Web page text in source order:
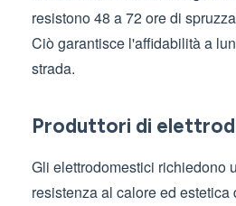
resistono 48 a 72 ore di
Ciò garantisce l'affidabilità a
strada.
Produttori di
Gli elettrodomestici richiedono
resistenza al calore ed